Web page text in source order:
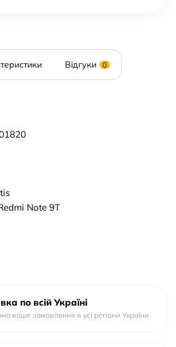
Відгуки 0
Note 9T
по всій Україні
ваше замовлення в усі регіони України